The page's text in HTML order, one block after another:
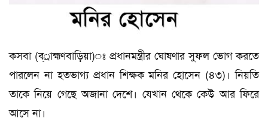
কসবা (ব্্রাহ্মণবাড়িয়া)ঃ প্রধানমন্ত্রীর ঘোষণার সুফল ভোগ করতে
পারলেন না হতভাগ্য প্রধান শিক্ষক মনির হোসেন (৪৩)। নিয়তি
তাকে নিয়ে গেছে অজানা দেশে। যেখান থেকে কেউ আর ফিরে
আসে না।